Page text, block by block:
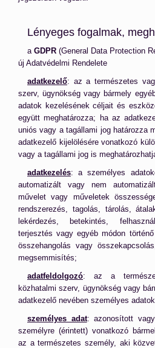
Lényeges fogalmak,
a GDPR (General Data Protection
új Adatvédelmi Rendelete
adatkezelő: az a természetes
szerv, ügynökség vagy bármely
adatok kezelésének céljait és
együtt meghatározza; ha az
uniós vagy a tagállami jog határozza
adatkezelő kijelölésére vonatkozó
vagy a tagállami jog is
adatkezelés: a személyes
automatizált vagy nem
művelet vagy műveletek
rendszerezés, tagolás, tárolás,
lekérdezés, betekintés,
terjesztés vagy egyéb módon
összehangolás vagy
megsemmisítés;
adatfeldolgozó: az a
közhatalmi szerv, ügynökség vagy
adatkezelő nevében személyes
személyes adat: azonosított
személyre (érintett) vonatkozó
az a természetes személy, aki